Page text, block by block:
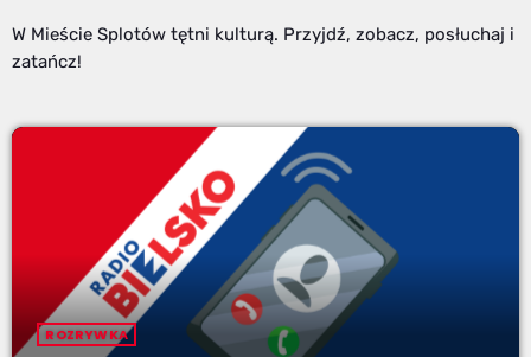
W Mieście Splotów tętni kulturą. Przyjdź, zobacz, posłuchaj i
zatańcz!
ROZRYWKA